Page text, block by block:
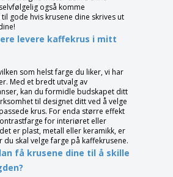
også komme
gode hvis krusene dine skrives ut
levere kaffekrus i mitt
som helst farge du liker, vi har
Med et bredt utvalg av
kan du formidle budskapet ditt
til designet ditt ved å velge
krus. For enda større effekt
for interiøret eller
er plast, metall eller keramikk, er
skal velge farge på kaffekrusene.
få krusene dine til å skille